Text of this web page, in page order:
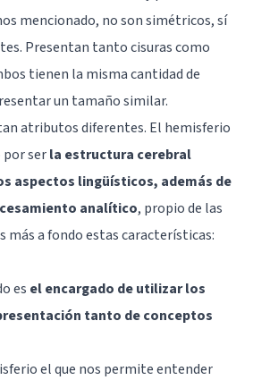
mencionado, no son simétricos, sí
Presentan tanto cisuras como
tienen la misma cantidad de
un tamaño similar.
atributos diferentes. El hemisferio
por serla estructura cerebral
aspectos lingüísticos, además de
analítico, propio de las
más a fondo estas características:
es el encargado de utilizar los
tanto de conceptos
el que nos permite entender